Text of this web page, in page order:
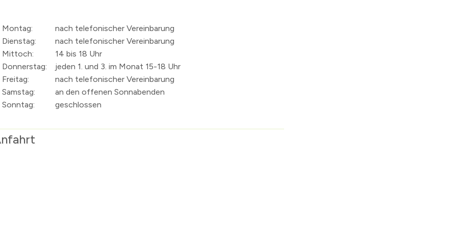
Montag:
nach telefonischer Vereinbarung
Dienstag:
nach telefonischer Vereinbarung
Mittoch:
14 bis 18 Uhr
Donnerstag:
jeden 1. und 3. im Monat 15-18 Uhr
Freitag:
nach telefonischer Vereinbarung
Samstag:
an den offenen Sonnabenden
Sonntag:
geschlossen